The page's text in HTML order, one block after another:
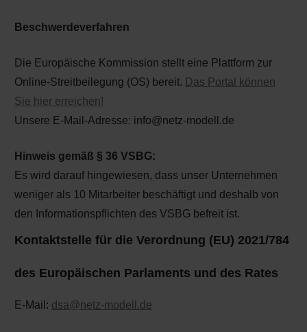
Beschwerdeverfahren
Die Europäische Kommission stellt eine Plattform zur
Online-Streitbeilegung (OS) bereit. Das Portal können
Sie hier erreichen!
Unsere E-Mail-Adresse: info@netz-modell.de
Hinweis gemäß § 36 VSBG:
Es wird darauf hingewiesen, dass unser Unternehmen
weniger als 10 Mitarbeiter beschäftigt und deshalb von
den Informationspflichten des VSBG befreit ist.
Kontaktstelle für die Verordnung (EU) 2021/784
des Europäischen Parlaments und des Rates
E-Mail: dsa@netz-modell.de